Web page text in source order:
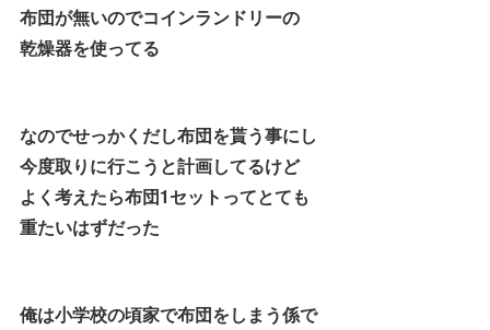
布団が無いのでコインランドリーの
乾燥器を使ってる
なのでせっかくだし布団を貰う事にし
今度取りに行こうと計画してるけど
よく考えたら布団1セットってとても
重たいはずだった
俺は小学校の頃家で布団をしまう係で